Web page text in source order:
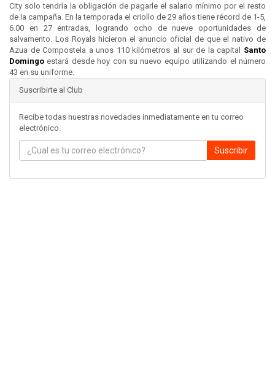
City solo tendría la obligación de pagarle el salario mínimo por el resto
de la campaña. En la temporada el criollo de 29 años tiene récord de 1-5,
6.00 en 27 entradas, logrando ocho de nueve oportunidades de
salvamento. Los Royals hicieron el anuncio oficial de que el nativo de
Azua de Compostela a unos 110 kilómetros al sur de la capital Santo
Domingo estará desde hoy con su nuevo equipo utilizando el número
43 en su uniforme.
Suscribirte al Club
Recibe todas nuestras novedades inmediatamente en tu correo
electrónico.
Suscribir